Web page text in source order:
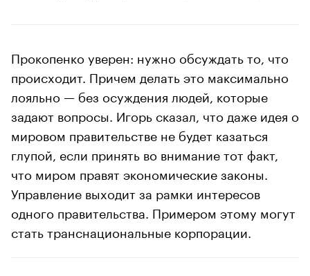
Прокопенко уверен: нужно обсуждать то, что
происходит. Причем делать это максимально
лояльно — без осуждения людей, которые
задают вопросы. Игорь сказал, что даже идея о
мировом правительстве не будет казаться
глупой, если принять во внимание тот факт,
что миром правят экономические законы.
Управление выходит за рамки интересов
одного правительства. Примером этому могут
стать транснациональные корпорации.